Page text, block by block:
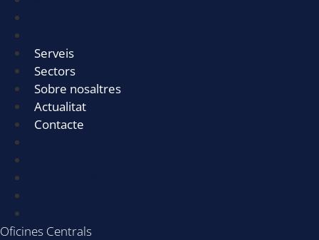
Serveis
Sectors
Sobre nosaltres
Actualitat
Contacte
Oficines Centrals